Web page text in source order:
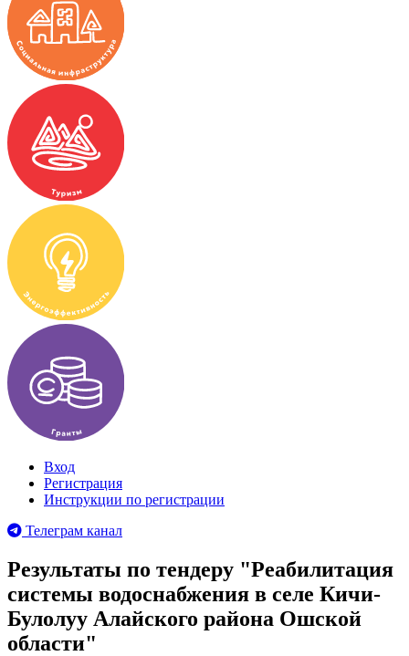
Вход
Регистрация
Инструкции по регистрации
Телеграм канал
Результаты по тендеру "Реабилитация
системы водоснабжения в селе Кичи-
Булолуу Алайского района Ошской
области"